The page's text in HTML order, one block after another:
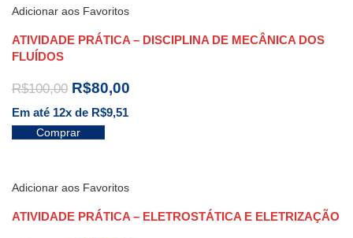
Adicionar aos Favoritos
ATIVIDADE PRÁTICA – DISCIPLINA DE MECÂNICA DOS
FLUÍDOS
R$100,00 R$80,00
Em até 12x de R$9,51
Comprar
Adicionar aos Favoritos
ATIVIDADE PRÁTICA – ELETROSTÁTICA E ELETRIZAÇÃO